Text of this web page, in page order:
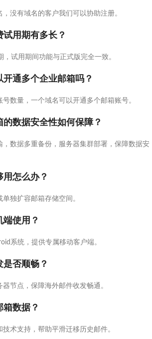
没有域名的客户我们可以协助注册。
用期有多长？
试用期间功能与正式版完全一致。
通多个企业邮箱吗？
数量，一个域名可以开通多个邮箱账号。
数据安全性如何保障？
，数据多重备份，服务器集群部署，保障数据安
怎么办？
独扩容邮箱存储空间。
使用？
系统，提供专属移动客户端。
否顺畅？
节点，保障海外邮件收发畅通。
数据？
术支持，帮助平滑迁移历史邮件。